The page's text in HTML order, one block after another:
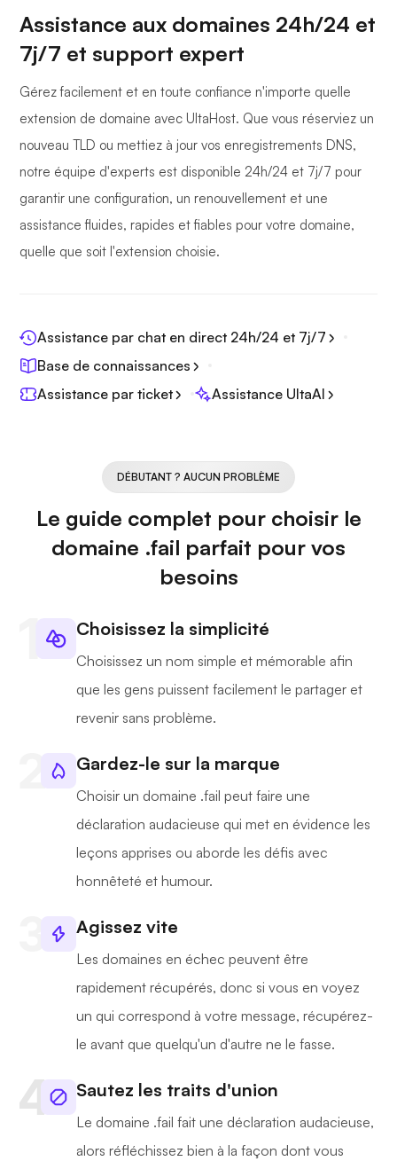
Assistance aux domaines 24h/24 et
7j/7 et support expert
Gérez facilement et en toute confiance n'importe quelle
extension de domaine avec UltaHost. Que vous réserviez un
nouveau TLD ou mettiez à jour vos enregistrements DNS,
notre équipe d'experts est disponible 24h/24 et 7j/7 pour
garantir une configuration, un renouvellement et une
assistance fluides, rapides et fiables pour votre domaine,
quelle que soit l'extension choisie.
Assistance par chat en direct 24h/24 et 7j/7
Base de connaissances
Assistance par ticket
Assistance UltaAI
DÉBUTANT ? AUCUN PROBLÈME
Le guide complet pour choisir le
domaine .fail parfait pour vos
besoins
Choisissez la simplicité
Choisissez un nom simple et mémorable afin
que les gens puissent facilement le partager et
revenir sans problème.
Gardez-le sur la marque
Choisir un domaine .fail peut faire une
déclaration audacieuse qui met en évidence les
leçons apprises ou aborde les défis avec
honnêteté et humour.
Agissez vite
Les domaines en échec peuvent être
rapidement récupérés, donc si vous en voyez
un qui correspond à votre message, récupérez-
le avant que quelqu'un d'autre ne le fasse.
Sautez les traits d'union
Le domaine .fail fait une déclaration audacieuse,
alors réfléchissez bien à la façon dont vous